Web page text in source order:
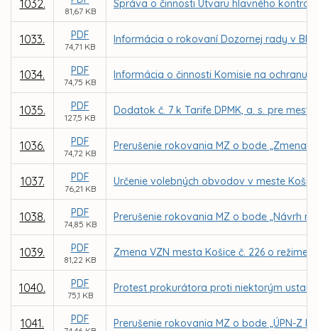
1032.
81,67 KB
Správa o činnosti Útvaru hlavného
1033. PDF
74,71 KB
Informácia o rokovaní Dozornej rady v
1034. PDF
74,75 KB
Informácia o činnosti Komisie na ochranu
1035. PDF
127,5 KB
Dodatok č. 7 k Tarife DPMK, a. s. pre
1036. PDF
74,72 KB
Prerušenie rokovania MZ o bode „Zmena
1037. PDF
76,21 KB
Určenie volebných obvodov v meste
1038. PDF
74,85 KB
Prerušenie rokovania MZ o bode „Návrh
1039. PDF
81,22 KB
Zmena VZN mesta Košice č. 226 o režime
1040. PDF
75,1 KB
Protest prokurátora proti niektorým
1041. PDF Prerušenie rokovania MZ o bode „ÚPN-Z